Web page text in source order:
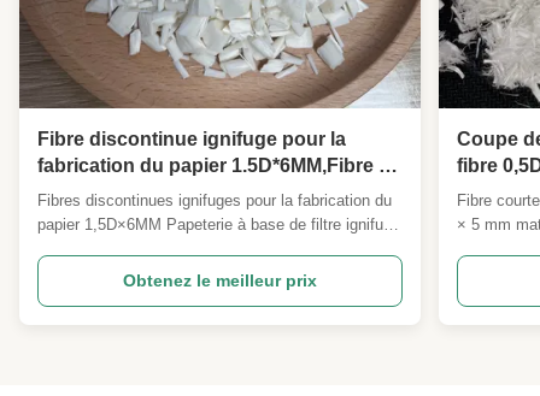
Fibre discontinue ignifuge pour la
fabrication du papier 1.5D*6MM,Fibre de
base de papier à filtre ignifugeUtilisée
dans les séparateurs de batteries et la
Fibres discontinues ignifuges pour la fabrication du
papier 1,5D×6MM Papeterie à base de filtre ignifuge
fabrication de papier spécial Les
spécifications:1.5D×6MM (peut être personnalisé)
Obtenez le meilleur prix
Coupe
fibre
Fibre
× 5 mm